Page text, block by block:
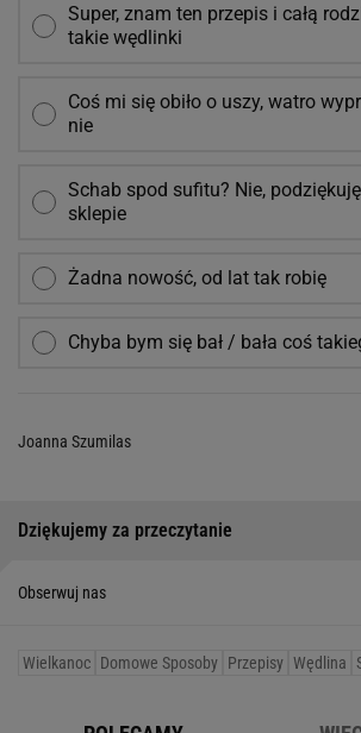
Super, znam ten przepis i całą
takie wędlinki
Coś mi się obiło o uszy, watro
nie
Schab spod sufitu? Nie,
sklepie
Żadna nowość, od lat tak robię
Chyba bym się bał / bała coś
Joanna Szumilas
Dziękujemy za przeczytanie
Obserwuj nas
Wielkanoc Domowe Sposoby Przepisy Wędlina